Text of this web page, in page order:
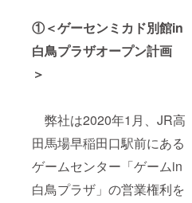
①＜ゲーセンミカド別館in
白鳥プラザオープン計画
＞
弊社は2020年1月、JR高
田馬場早稲田口駅前にある
ゲームセンター「ゲームin
白鳥プラザ」の営業権利を